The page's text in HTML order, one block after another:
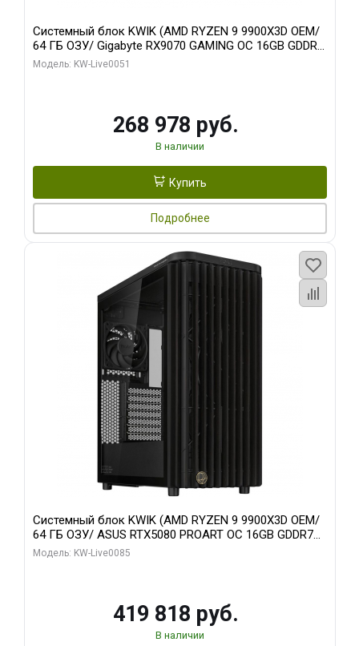
Системный блок KWIK (AMD RYZEN 9 9900X3D OEM/
64 ГБ ОЗУ/ Gigabyte RX9070 GAMING OC 16GB GDDR6
256bit 2xDP 2xH/ 960 ГБ SSD)
Модель: KW-Live0051
268 978 руб.
В наличии
Купить
Подробнее
Системный блок KWIK (AMD RYZEN 9 9900X3D OEM/
64 ГБ ОЗУ/ ASUS RTX5080 PROART OC 16GB GDDR7
256bit Type-C DP 2/ 960 ГБ SSD)
Модель: KW-Live0085
419 818 руб.
В наличии